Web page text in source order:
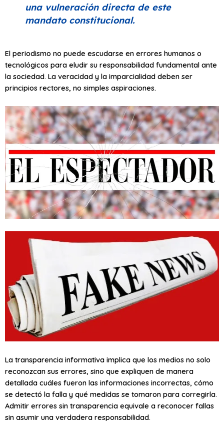
una vulneración directa de este
mandato constitucional.
El periodismo no puede escudarse en errores humanos o
tecnológicos para eludir su responsabilidad fundamental ante
la sociedad. La veracidad y la imparcialidad deben ser
principios rectores, no simples aspiraciones.
La transparencia informativa implica que los medios no solo
reconozcan sus errores, sino que expliquen de manera
detallada cuáles fueron las informaciones incorrectas, cómo
se detectó la falla y qué medidas se tomaron para corregirla.
Admitir errores sin transparencia equivale a reconocer fallas
sin asumir una verdadera responsabilidad.